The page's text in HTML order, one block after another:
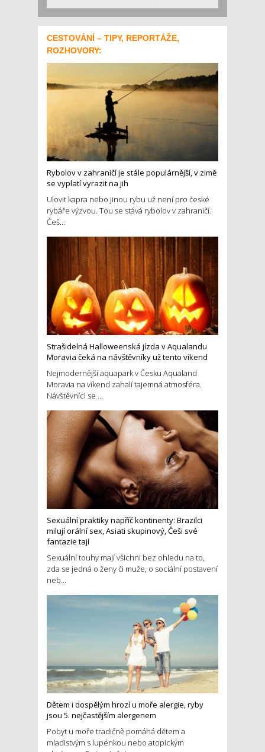
CESTOVÁNÍ – TIPY, REPORTÁŽE,
ROZHOVORY:
Rybolov v zahraničí je stále populárnější, v zimě
se vyplatí vyrazit na jih
Ulovit kapra nebo jinou rybu už není pro české
rybáře výzvou. Tou se stává rybolov v zahraničí.
Češ...
Strašidelná Halloweenská jízda v Aqualandu
Moravia čeká na návštěvníky už tento víkend
Nejmodernější aquapark v Česku Aqualand
Moravia na víkend zahalí tajemná atmosféra.
Návštěvníci se ...
Sexuální praktiky napříč kontinenty: Brazilci
milují orální sex, Asiati skupinový, Češi své
fantazie tají
Sexuální touhy mají všichni bez ohledu na to,
zda se jedná o ženy či muže, o sociální postavení
neb...
Dětem i dospělým hrozí u moře alergie, ryby
jsou 5. nejčastějším alergenem
Pobyt u moře tradičně pomáhá dětem a
mladistvým s lupénkou nebo atopickým